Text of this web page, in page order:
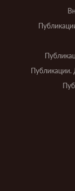
Публикации.